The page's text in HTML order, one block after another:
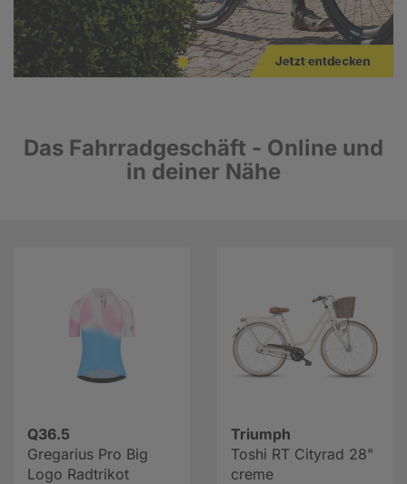
Das Fahrradgeschäft - Online und
in deiner Nähe
Q36.5
Gregarius Pro Big
Logo Radtrikot
Triumph
Toshi RT Cityrad 28"
creme